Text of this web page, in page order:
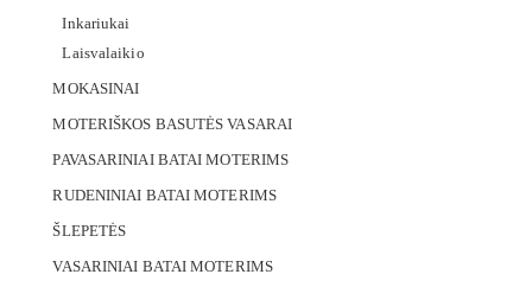
Inkariukai
Laisvalaikio
MOKASINAI
MOTERIŠKOS BASUTĖS VASARAI
PAVASARINIAI BATAI MOTERIMS
RUDENINIAI BATAI MOTERIMS
ŠLEPETĖS
VASARINIAI BATAI MOTERIMS